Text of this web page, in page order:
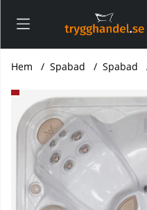
Hem Spabad Spabad
Produktbilder Serenity 4500